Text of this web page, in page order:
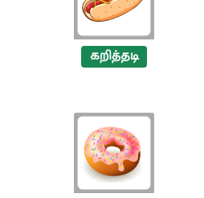
கறித்தடி